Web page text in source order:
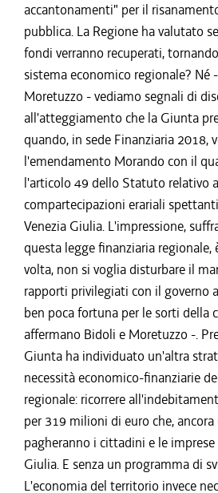
accantonamenti" per il
pubblica. La Regione ha valutato
fondi verranno recuperati,
sistema economico regionale? Né
Moretuzzo - vediamo segnali di
all'atteggiamento che la Giunta
quando, in sede Finanziaria 2018,
l'emendamento Morando con il
l'articolo 49 dello Statuto relativo
compartecipazioni erariali
Venezia Giulia. L'impressione,
questa legge finanziaria regionale,
volta, non si voglia disturbare il
rapporti privilegiati con il governo
ben poca fortuna per le sorti della
affermano Bidoli e Moretuzzo -.
Giunta ha individuato un'altra
necessità economico-finanziarie
regionale: ricorrere
per 319 milioni di euro che, ancora
pagheranno i cittadini e le
Giulia. E senza un programma di
L'economia del territorio invece